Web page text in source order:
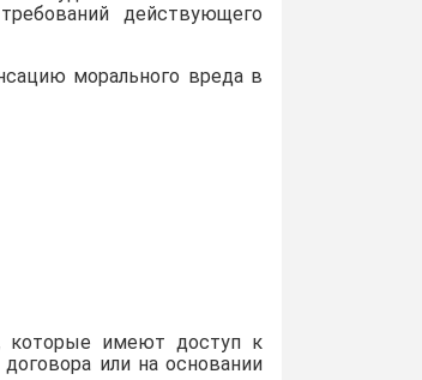
действующего
морального вреда в
которые имеют доступ к
или на основании